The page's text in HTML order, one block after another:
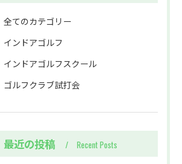
全てのカテゴリー
インドアゴルフ
インドアゴルフスクール
ゴルフクラブ試打会
最近の投稿 Recent Posts